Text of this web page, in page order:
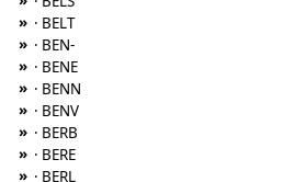
» · BELT
» · BEN-
» · BENE
» · BENN
» · BENV
» · BERB
» · BERE
» · BERL